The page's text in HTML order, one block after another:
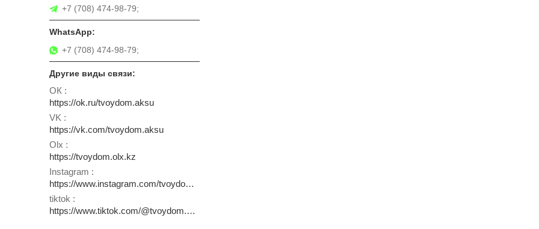
+7 (708) 474-98-79;
+7 (708) 474-98-79;
ОК
https://ok.ru/tvoydom.aksu
VK
https://vk.com/tvoydom.aksu
Olx
https://tvoydom.olx.kz
Instagram
https://www.instagram.com/tvoydom.aksu
tiktok
https://www.tiktok.com/@tvoydom.aksu